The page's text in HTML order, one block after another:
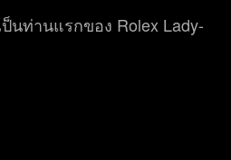
นท่านแรกของ Rolex Lady-